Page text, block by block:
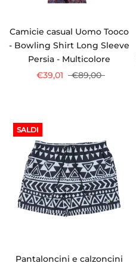
Camicie casual Uomo Tooco
- Bowling Shirt Long Sleeve
Persia - Multicolore
€39,01
€89,00
SALDI
Pantaloncini e calzoncini